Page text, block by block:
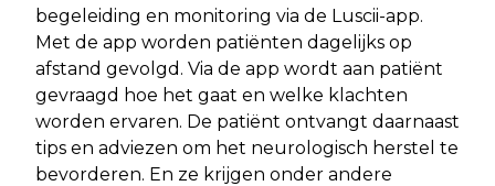
begeleiding en monitoring via de Luscii-app.
Met de app worden patiënten dagelijks op
afstand gevolgd. Via de app wordt aan patiënt
gevraagd hoe het gaat en welke klachten
worden ervaren. De patiënt ontvangt daarnaast
tips en adviezen om het neurologisch herstel te
bevorderen. En ze krijgen onder andere